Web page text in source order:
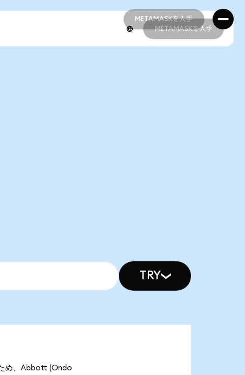
METAMASKを入手
METAMASKを入手
METAMASKを入手
TRY
め、Abbott (Ondo